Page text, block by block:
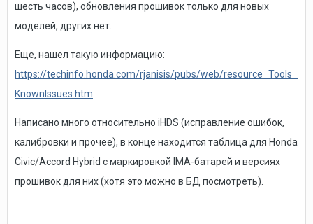
шесть часов), обновления прошивок только для новых
моделей, других нет.
Еще, нашел такую информацию:
https://techinfo.honda.com/rjanisis/pubs/web/resource_Tools_
KnownIssues.htm
Написано много относительно iHDS (исправление ошибок,
калибровки и прочее), в конце находится таблица для Honda
Civic/Accord Hybrid с маркировкой IMA-батарей и версиях
прошивок для них (хотя это можно в БД посмотреть).